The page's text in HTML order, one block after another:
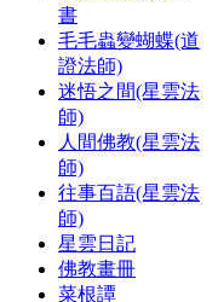
書
毛毛蟲變蝴蝶(道
證法師)
迷悟之間(星雲法
師)
人間佛教(星雲法
師)
往事百語(星雲法
師)
星雲日記
佛教畫冊
菜根譚